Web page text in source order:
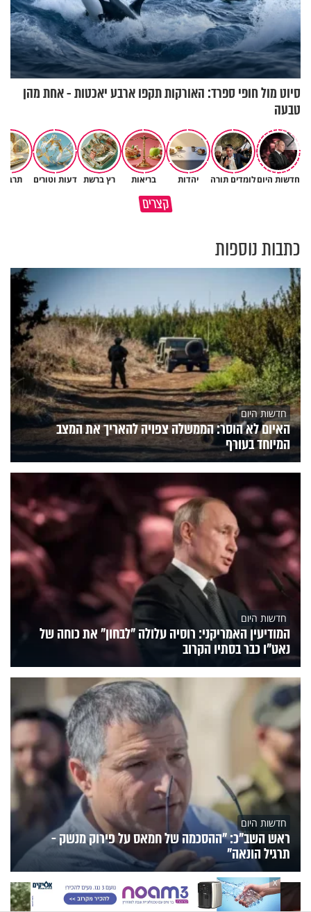
סיוט מול חופי ספרד: האורקות תקפו ארבע יאכטות - אחת מהן
טבעה
חדשות היוםלומדים תורה יהדות בריאות רץ ברשת דעות וטורים
קצריםמדוע האמונה נמשלה למלח?
גם ׳הרע׳ זה הרחמים של בורא
כתבות נוספות
חדשות היום
האיום לא הוסר: הממשלה צפויה להאריך את המצב
המיוחד בעורף
חדשות היום
המודיעין האמריקני: רוסיה עלולה "לבחון" את כוחה של
נאט"ו כבר בסתיו הקרוב
חדשות היום
ראש השב"כ: "ההסכמה של חמאס על פירוק מנשק -
תרגיל הונאה"
X